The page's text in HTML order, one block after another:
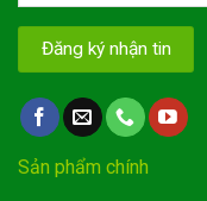
Sản phẩm chính